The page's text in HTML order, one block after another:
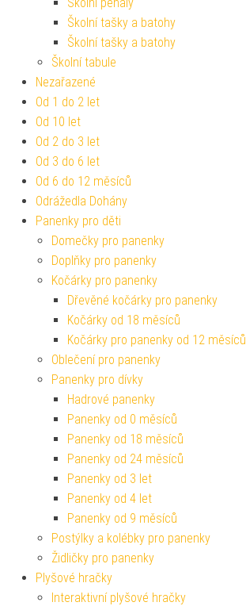
Školní tašky a batohy
Školní tašky a batohy
Školní tabule
Nezařazené
Od 1 do 2 let
Od 10 let
Od 2 do 3 let
Od 3 do 6 let
Od 6 do 12 měsíců
Odrážedla Dohány
Panenky pro děti
Domečky pro panenky
Doplňky pro panenky
Kočárky pro panenky
Dřevěné kočárky pro panenky
Kočárky od 18 měsíců
Kočárky pro panenky od 12 měsíců
Oblečení pro panenky
Panenky pro dívky
Hadrové panenky
Panenky od 0 měsíců
Panenky od 18 měsíců
Panenky od 24 měsíců
Panenky od 3 let
Panenky od 4 let
Panenky od 9 měsíců
Postýlky a kolébky pro panenky
Židličky pro panenky
Plyšové hračky
Interaktivní plyšové hračky